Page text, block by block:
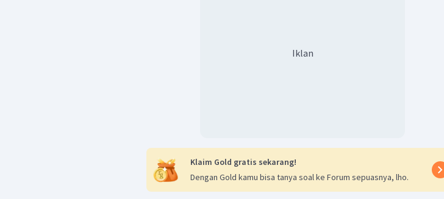
Iklan
Klaim Gold gratis sekarang!
Dengan Gold kamu bisa tanya soal ke Forum sepuasnya, lho.